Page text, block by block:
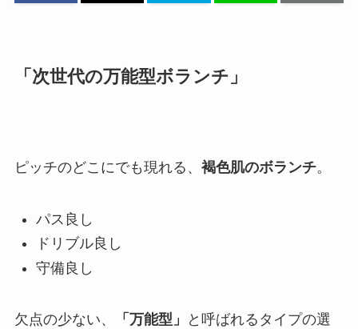
「次世代の万能型ボランチ」
ピッチのどこにでも現れる、 褐色肌のボランチ。
パス良し
ドリブル良し
守備良し
欠点の少ない、 「万能型」
と呼ばれるタイプの選